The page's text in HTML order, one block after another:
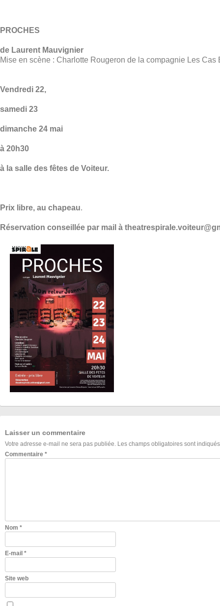
PROCHES
de Laurent Mauvignier
Mise en scène : Charlotte Rougeron de la compagnie Les Cas
Vendredi 22,
samedi 23
dimanche 24 mai
à 20h30
à la salle des fêtes de Voiteur.
Prix libre, au chapeau.
Réservation conseillée par mail à
Laisser un commentaire
Votre adresse e-mail ne sera pas publiée. Les champs obligatoires sont
Commentaire *
Nom *
E-mail *
Site web